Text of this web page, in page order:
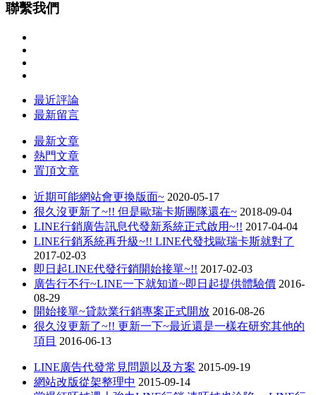
聯繫我們
最近評論
最新留言
最新文章
熱門文章
置頂文章
近期可能網站會更換版面~ 2020-05-17
很久沒更新了~!! 但是歐瑞卡斯團隊還在~ 2018-09-04
LINE行銷廣告訊息代發新系統正式啟用~!! 2017-04-04
LINE行銷系統再升級~!! LINE代發找歐瑞卡斯就對了
2017-02-03
即日起LINE代發行銷開始接單~!! 2017-02-03
廣告行不行~LINE一下就知道~即日起提供體驗價 2016-
08-29
開始接單~貸款業行銷專案正式開放 2016-08-26
很久沒更新了~!! 更新一下~最近還是一樣在研究其他的
項目 2016-06-13
LINE廣告代發常見問題以及方案 2015-09-19
網站改版從架整理中 2015-09-14